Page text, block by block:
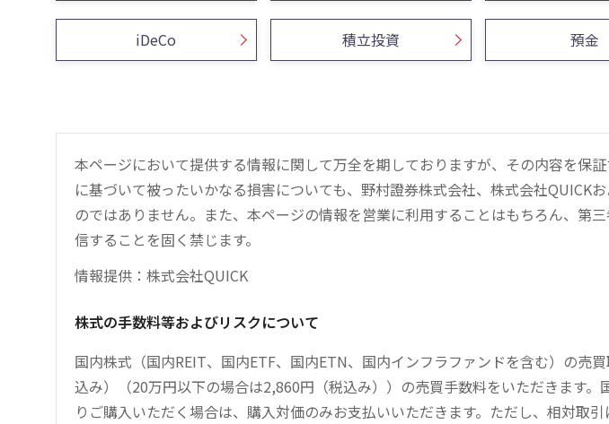
iDeCo 積立投資 預金
本ページにおいて提供する情報に関して万全を期しておりますが、その内容を保
に基づいて被ったいかなる損害についても、野村證券株式会社、株式会社QUICK
のではありません。また、本ページの情報を営業に利用することはもちろん、第
信することを固く禁じます。
情報提供：株式会社QUICK
株式の手数料等およびリスクについて
国内株式（国内REIT、国内ETF、国内ETN、国内インフラファンドを含む）の売
込み）（20万円以下の場合は2,860円（税込み））の売買手数料をいただきます
りご購入いただく場合は、購入対価のみお支払いいただきます。ただし、相対取